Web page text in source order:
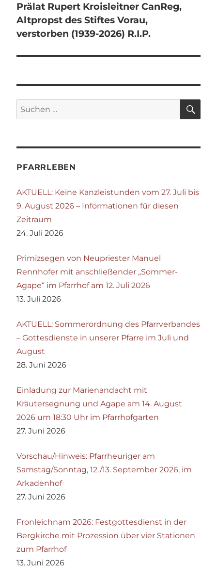
Prälat Rupert Kroisleitner CanReg,
Altpropst des Stiftes Vorau,
verstorben (1939-2026) R.I.P.
Suchen
nach:
PFARRLEBEN
AKTUELL: Keine Kanzleistunden vom 27. Juli bis
9. August 2026 – Informationen für diesen
Zeitraum
24. Juli 2026
Primizsegen von Neupriester Manuel
Rennhofer mit anschließender „Sommer-
Agape“ im Pfarrhof am 12. Juli 2026
13. Juli 2026
AKTUELL: Sommerordnung des Pfarrverbandes
– Gottesdienste in unserer Pfarre im Juli und
August
28. Juni 2026
Einladung zur Marienandacht mit
Kräutersegnung und Agape am 14. August
2026 um 18:30 Uhr im Pfarrhofgarten
27. Juni 2026
Vorschau/Hinweis: Pfarrheuriger am
Samstag/Sonntag, 12./13. September 2026, im
Arkadenhof
27. Juni 2026
Fronleichnam 2026: Festgottesdienst in der
Bergkirche mit Prozession über vier Stationen
zum Pfarrhof
13. Juni 2026